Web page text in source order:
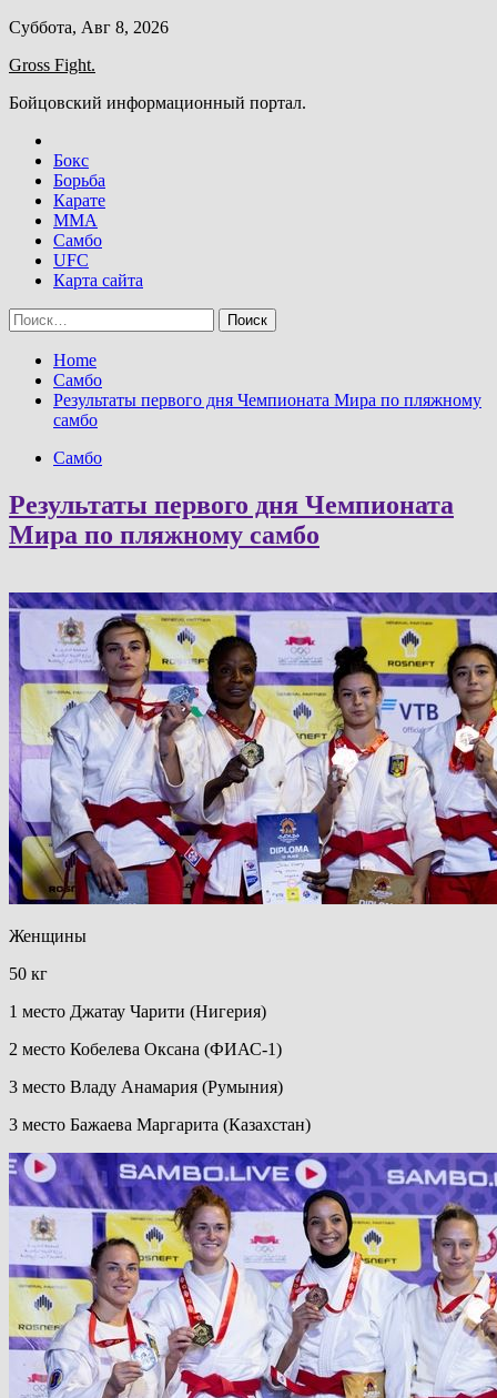
Skip
content
Суббота, Авг 8, 2026
Gross Fight.
Бойцовский информационный портал.
Бокс
Борьба
Карате
ММА
Самбо
UFC
Карта сайта
Найти:
Home
Самбо
Результаты первого дня Чемпионата Мира по пляжному
самбо
Самбо
Результаты первого дня Чемпионата
Мира по пляжному самбо
Женщины
50 кг
1 место Джатау Чарити (Нигерия)
2 место Кобелева Оксана (ФИАС-1)
3 место Владу Анамария (Румыния)
3 место Бажаева Маргарита (Казахстан)